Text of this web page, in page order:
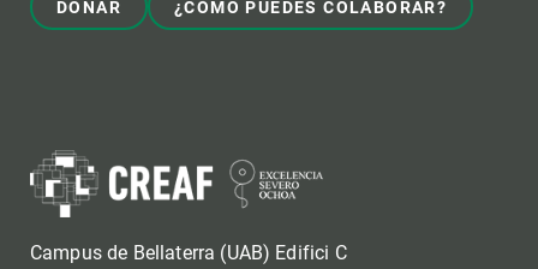
DONAR ¿CÓMO PUEDES COLABORAR?
Campus de Bellaterra (UAB) Edifici C